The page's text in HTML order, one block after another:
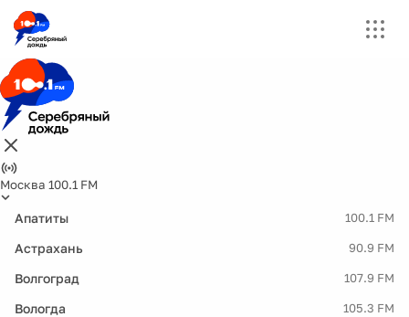
Москва 100.1 FM
Апатиты 100.1 FM
Астрахань 90.9 FM
Волгоград 107.9 FM
Вологда 105.3 FM